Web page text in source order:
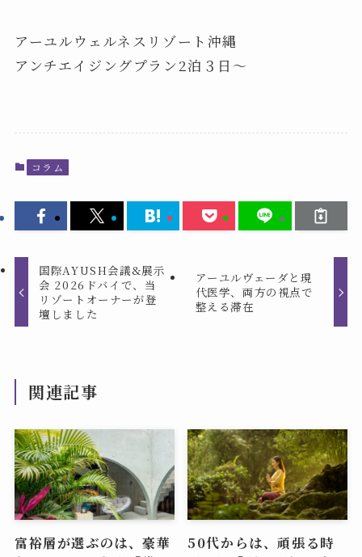
アーユルウェルネスリゾート沖縄
アンチエイジングプラン2泊３日〜
コラム
国際AYUSH会議&展示
会 2026ドバイで、当
リゾートオーナーが登
壇しました
アーユルヴェーダと現
代医学、両方の視点で
整える滞在
関連記事
富裕層が選ぶのは、豪華
50代からは、頑張る時